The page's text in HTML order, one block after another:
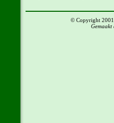
© Copyright
Gemaakt